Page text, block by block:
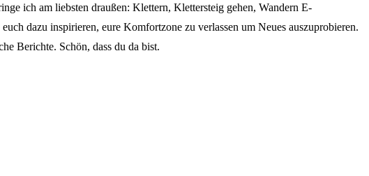
ich am liebsten draußen: Klettern, Klettersteig gehen, Wandern E-
dazu inspirieren, eure Komfortzone zu verlassen um Neues auszuprobieren.
Berichte. Schön, dass du da bist.